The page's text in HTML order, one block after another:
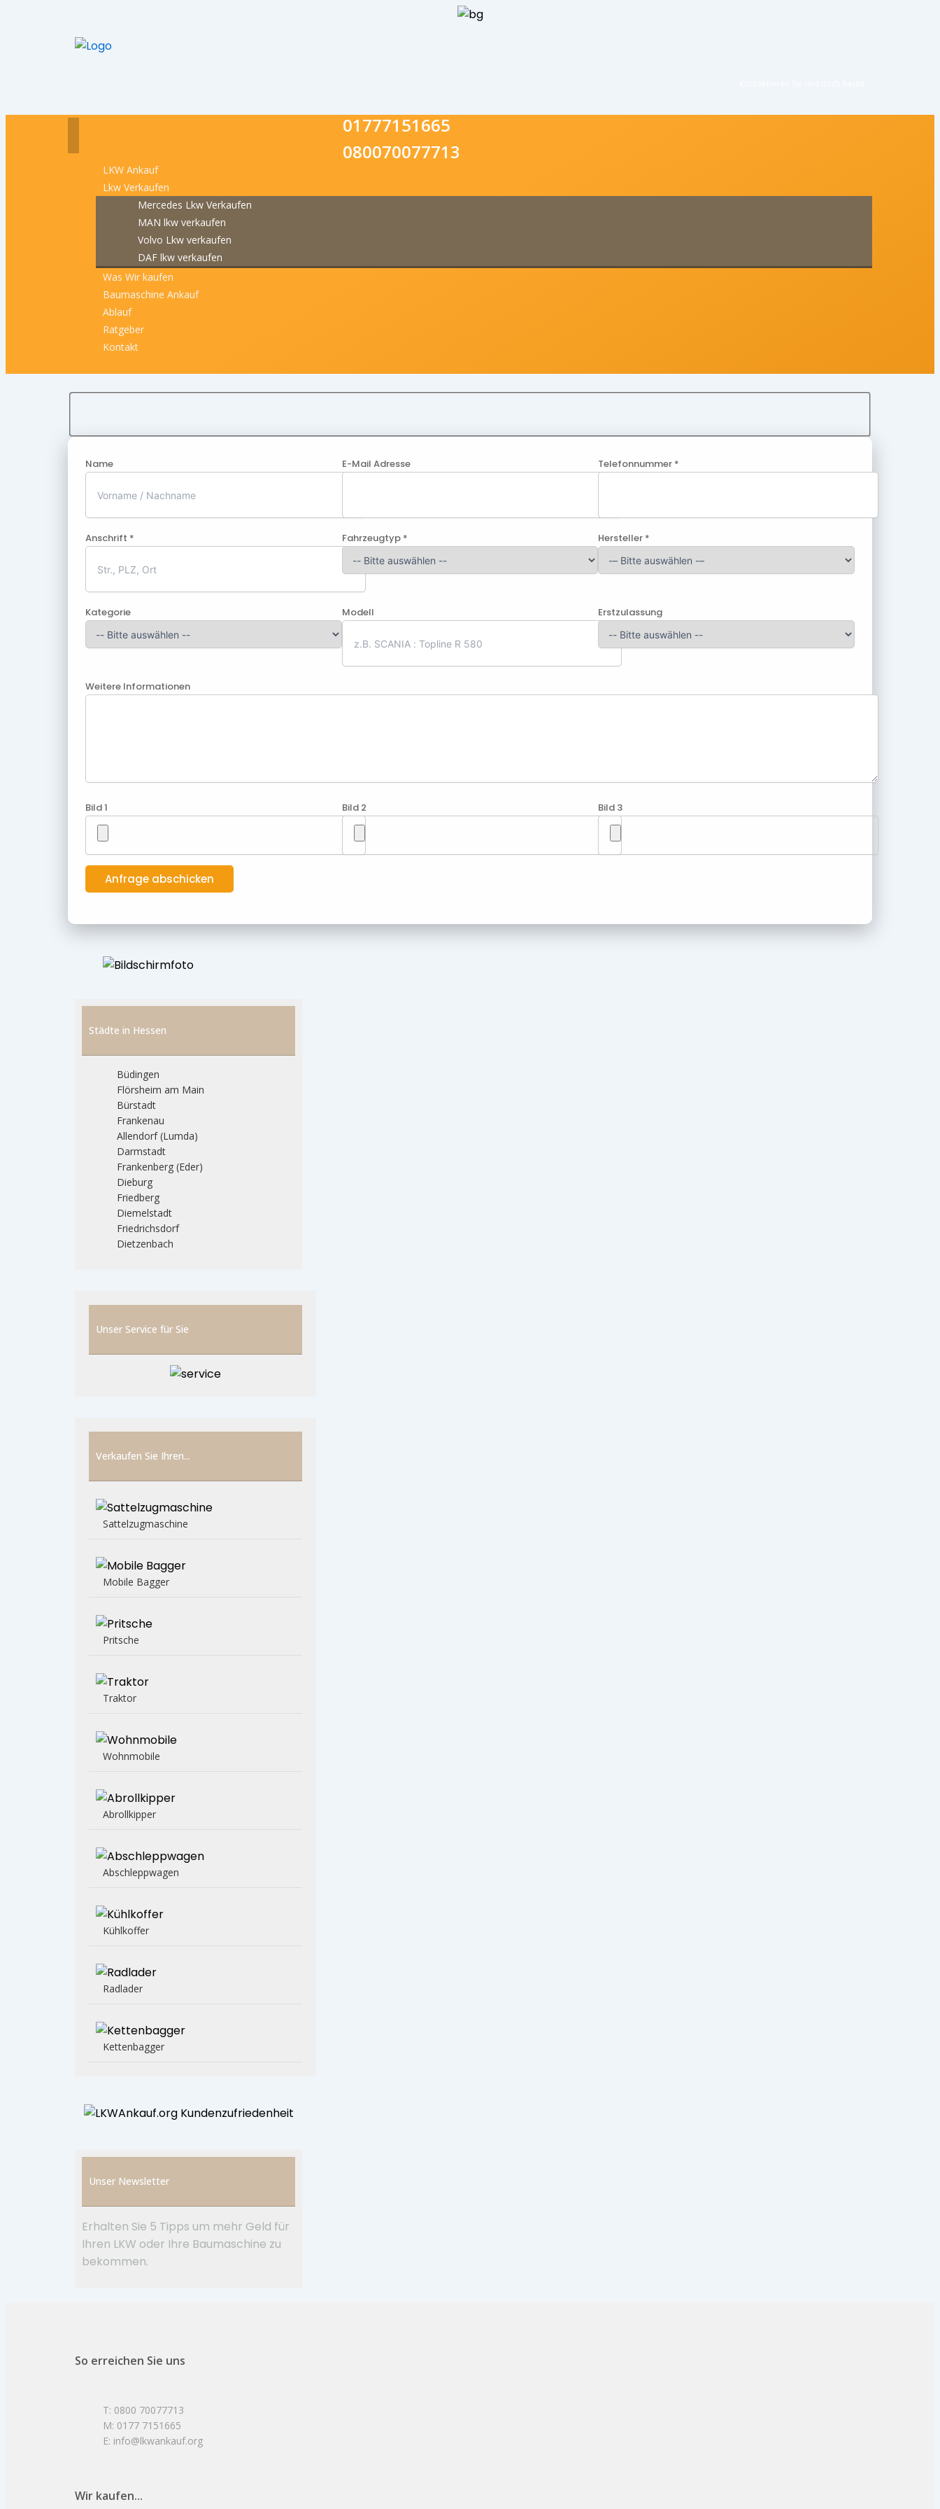
01777151665
080070077713
LKW Ankauf
Lkw Verkaufen
Mercedes Lkw Verkaufen
MAN lkw verkaufen
Volvo Lkw verkaufen
DAF lkw verkaufen
Was Wir kaufen
Baumaschine Ankauf
Ablauf
Ratgeber
Kontakt
Name E-Mail Adresse Telefonnummer *
Anschrift * Fahrzeugtyp * Hersteller *
Kategorie Modell Erstzulassung
Weitere Informationen
Bild 1 Bild 2 Bild 3
Städte in Hessen
Büdingen
Flörsheim am Main
Bürstadt
Frankenau
Allendorf (Lumda)
Darmstadt
Frankenberg (Eder)
Dieburg
Friedberg
Diemelstadt
Friedrichsdorf
Dietzenbach
Unser Service für Sie
Verkaufen Sie Ihren...
Sattelzugmaschine
Mobile Bagger
Pritsche
Traktor
Wohnmobile
Abrollkipper
Abschleppwagen
Kühlkoffer
Radlader
Kettenbagger
Unser Newsletter
Erhalten Sie 5 Tipps um mehr Geld für
Ihren LKW oder Ihre Baumaschine zu
bekommen.
So erreichen Sie uns
T: 0800 70077713
M: 0177 7151665
E: info@lkwankauf.org
Wir kaufen...